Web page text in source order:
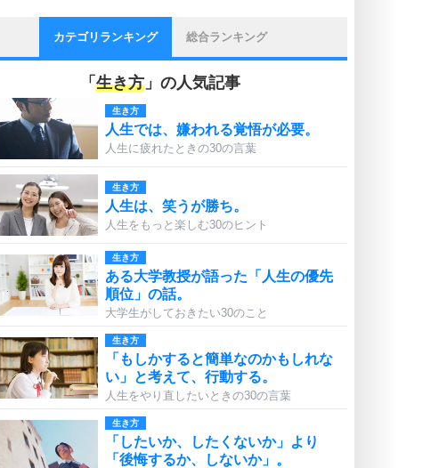
カテゴリランキング 総合ランキング
「 生き方 」の人気記事
生き方
人生では、嫌われる覚悟が必要。
人生に疲れたときの30の言葉
生き方
人生は、笑うが勝ち。
人生をもっと楽しむ30のヒント
生き方
ある大学教授が語った「人生の優先
順位」の話。
大学生がしておきたい30のこと
生き方
「もしかすると簡単なのかもしれな
い」と考えて、行動する。
人生をやり直したいときの30の言葉
生き方
「したいか、したくないか」より
「後悔するか、しないか」。